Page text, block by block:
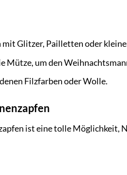
Glitzer, Pailletten oder
Mütze, um den
Filzfarben oder Wolle.
ist eine tolle